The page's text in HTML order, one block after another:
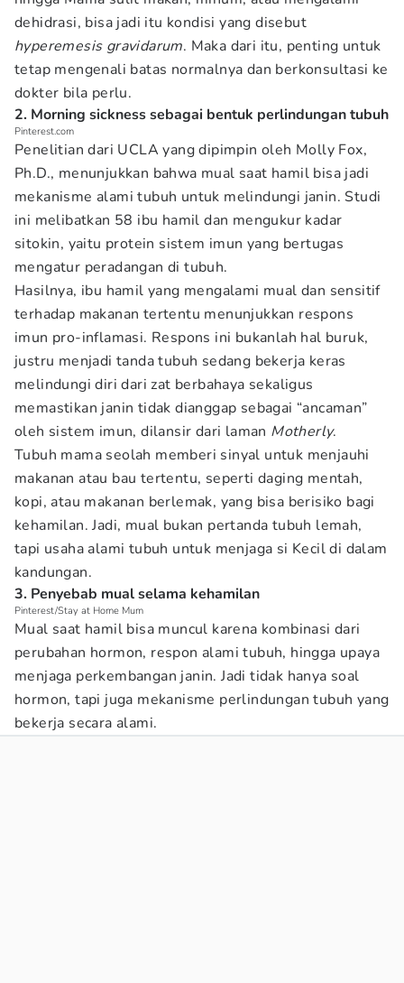
dehidrasi, bisa jadi itu kondisi yang disebut
hyperemesis gravidarum. Maka dari itu, penting untuk
tetap mengenali batas normalnya dan berkonsultasi ke
dokter bila perlu.
2. Morning sickness sebagai bentuk perlindungan tubuh
Pinterest.com
Penelitian dari UCLA yang dipimpin oleh Molly Fox,
Ph.D., menunjukkan bahwa mual saat hamil bisa jadi
mekanisme alami tubuh untuk melindungi janin. Studi
ini melibatkan 58 ibu hamil dan mengukur kadar
sitokin, yaitu protein sistem imun yang bertugas
mengatur peradangan di tubuh.
Hasilnya, ibu hamil yang mengalami mual dan sensitif
terhadap makanan tertentu menunjukkan respons
imun pro-inflamasi. Respons ini bukanlah hal buruk,
justru menjadi tanda tubuh sedang bekerja keras
melindungi diri dari zat berbahaya sekaligus
memastikan janin tidak dianggap sebagai “ancaman”
oleh sistem imun, dilansir dari laman Motherly.
Tubuh mama seolah memberi sinyal untuk menjauhi
makanan atau bau tertentu, seperti daging mentah,
kopi, atau makanan berlemak, yang bisa berisiko bagi
kehamilan. Jadi, mual bukan pertanda tubuh lemah,
tapi usaha alami tubuh untuk menjaga si Kecil di dalam
kandungan.
3. Penyebab mual selama kehamilan
Pinterest/Stay at Home Mum
Mual saat hamil bisa muncul karena kombinasi dari
perubahan hormon, respon alami tubuh, hingga upaya
menjaga perkembangan janin. Jadi tidak hanya soal
hormon, tapi juga mekanisme perlindungan tubuh yang
bekerja secara alami.